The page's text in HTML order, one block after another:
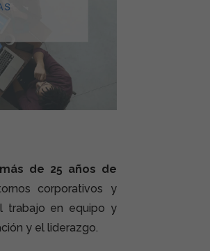
más de 25 años de
corporativos y
trabajo en equipo y
y el liderazgo.